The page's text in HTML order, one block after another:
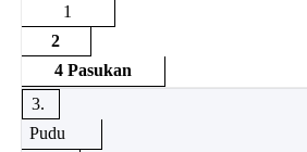
1
2
4 Pasukan
3.
Pudu